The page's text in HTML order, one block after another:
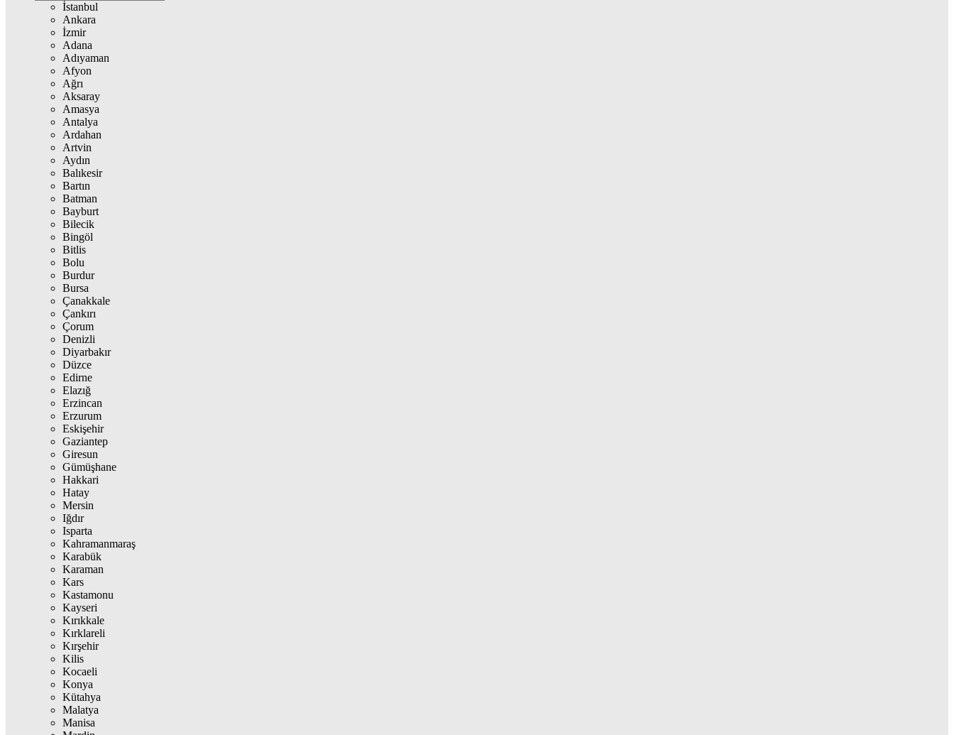
İstanbul
Ankara
İzmir
Adana
Adıyaman
Afyon
Ağrı
Aksaray
Amasya
Antalya
Ardahan
Artvin
Aydın
Balıkesir
Bartın
Batman
Bayburt
Bilecik
Bingöl
Bitlis
Bolu
Burdur
Bursa
Çanakkale
Çankırı
Çorum
Denizli
Diyarbakır
Düzce
Edirne
Elazığ
Erzincan
Erzurum
Eskişehir
Gaziantep
Giresun
Gümüşhane
Hakkari
Hatay
Mersin
Iğdır
Isparta
Kahramanmaraş
Karabük
Karaman
Kars
Kastamonu
Kayseri
Kırıkkale
Kırklareli
Kırşehir
Kilis
Kocaeli
Konya
Kütahya
Malatya
Manisa